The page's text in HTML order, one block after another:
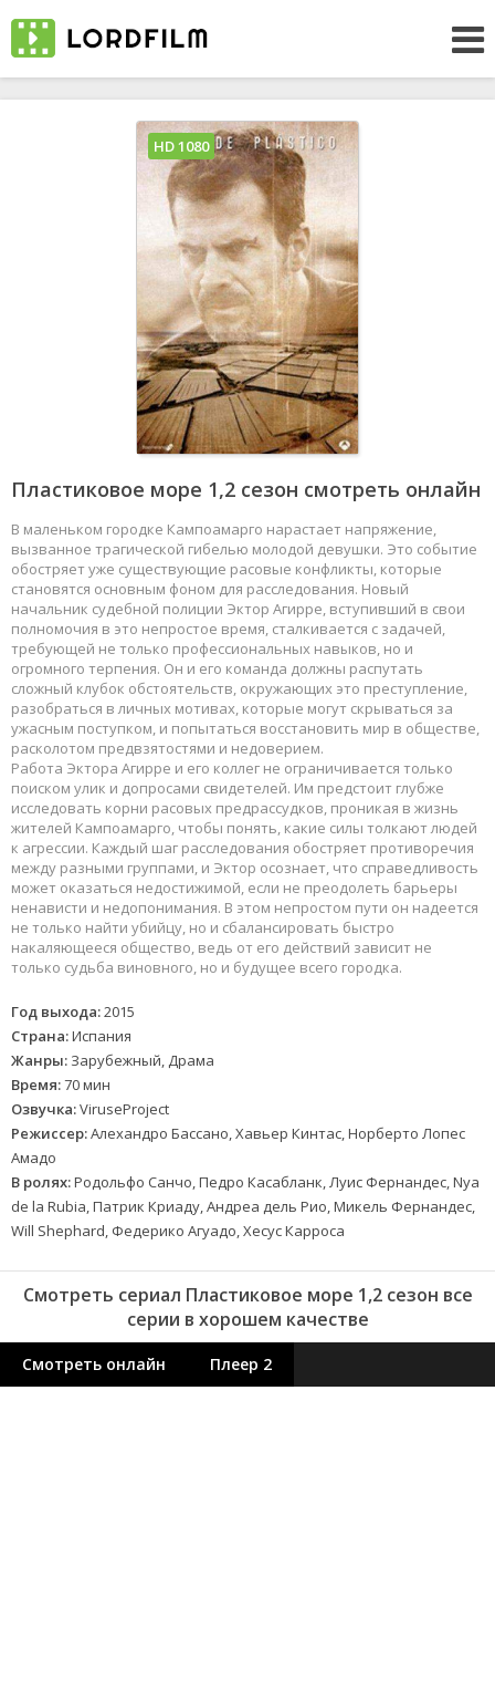
Пластиковое море 1,2 сезон смотреть онлайн
В маленьком городке Кампоамарго нарастает напряжение,
вызванное трагической гибелью молодой девушки. Это событие
обостряет уже существующие расовые конфликты, которые
становятся основным фоном для расследования. Новый
начальник судебной полиции Эктор Агирре, вступивший в свои
полномочия в это непростое время, сталкивается с задачей,
требующей не только профессиональных навыков, но и
огромного терпения. Он и его команда должны распутать
сложный клубок обстоятельств, окружающих это преступление,
разобраться в личных мотивах, которые могут скрываться за
ужасным поступком, и попытаться восстановить мир в обществе,
расколотом предвзятостями и недоверием.
Работа Эктора Агирре и его коллег не ограничивается только
поиском улик и допросами свидетелей. Им предстоит глубже
исследовать корни расовых предрассудков, проникая в жизнь
жителей Кампоамарго, чтобы понять, какие силы толкают людей
к агрессии. Каждый шаг расследования обостряет противоречия
между разными группами, и Эктор осознает, что справедливость
может оказаться недостижимой, если не преодолеть барьеры
ненависти и недопонимания. В этом непростом пути он надеется
не только найти убийцу, но и сбалансировать быстро
накаляющееся общество, ведь от его действий зависит не
только судьба виновного, но и будущее всего городка.
Год выхода:2015
Страна:Испания
Жанры: Зарубежный, Драма
Время:70 мин
Озвучка:ViruseProject
Режиссер:Алехандро Бассано, Хавьер Кинтас, Норберто Лопес
Амадо
В ролях:Родольфо Санчо, Педро Касабланк, Луис Фернандес, Nya
de la Rubia, Патрик Криаду, Андреа дель Рио, Микель Фернандес,
Will Shephard, Федерико Агуадо, Хесус Карроса
HD 1080
Смотреть сериал Пластиковое море 1,2 сезон все
серии в хорошем качестве
Смотреть онлайн Плеер 2